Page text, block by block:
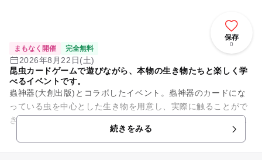
保存
0
まもなく開催 完全無料
2026年8月22日(土)
昆虫カードゲームで遊びながら、本物の生き物たちと楽しく学
べるイベントです。
蟲神器(大創出版)とコラボしたイベント。蟲神器のカードにな
っている虫を中心とした生き物を用意し、実際に触ることがで
きるふれあい体験、生態や標本とカードを並べた展示と共に蟲
神器の体験会を開催します...続きをみる